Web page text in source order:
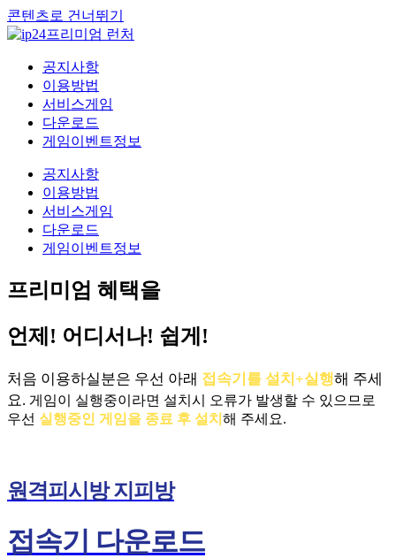
콘텐츠로 건너뛰기
공지사항
이용방법
서비스게임
다운로드
게임이벤트정보
공지사항
이용방법
서비스게임
다운로드
게임이벤트정보
프리미엄 혜택을
언제! 어디서나! 쉽게!
처음 이용하실분은 우선 아래 접속기를 설치+실행해 주세
요. 게임이 실행중이라면 설치시 오류가 발생할 수 있으므로
우선 실행중인 게임을 종료 후 설치 해 주세요.
원격피시방 지피방
접속기 다운로드